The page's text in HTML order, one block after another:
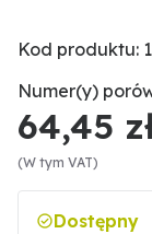
Kod produktu:
Numer(y)
64,45
(W tym VAT)
Dostępny